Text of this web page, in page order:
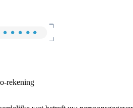
rekening